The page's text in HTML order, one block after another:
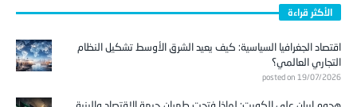
الأكثر قراءة
اقتصاد الجغرافيا السياسية: كيف يعيد الشرق الأوسط تشكيل النظام
التجاري العالمي؟
posted on 19/07/2026